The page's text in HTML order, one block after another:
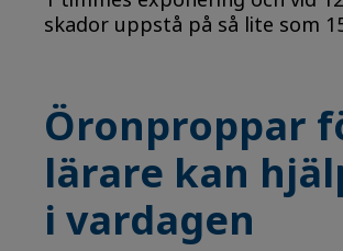
skador uppstå på så lite som
Öronproppar
lärare kan
i vardagen